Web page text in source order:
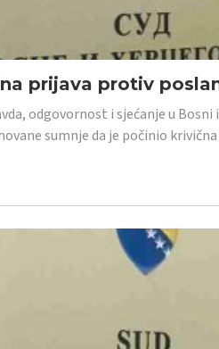
prijava protiv
odgovornost i sjećanje u
sumnje da je počinio